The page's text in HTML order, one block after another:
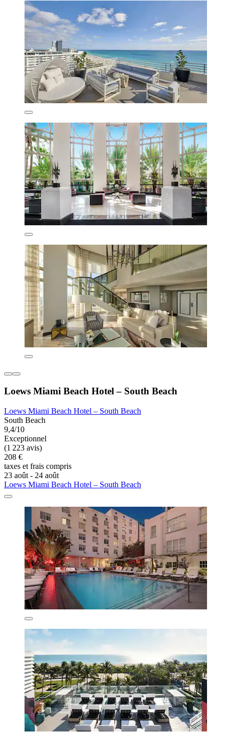
Loews Miami Beach Hotel – South Beach
Loews Miami Beach Hotel – South Beach
South Beach
9,4/10
Exceptionnel
(1 223 avis)
208 €
taxes et frais compris
23 août - 24 août
Loews Miami Beach Hotel – South Beach